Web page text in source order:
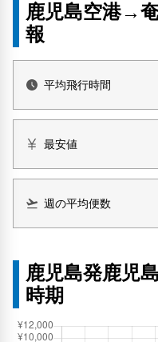
鹿児島空港→
報
平均飛行時間
最安値
週の平均便数
鹿児島発鹿児
時期